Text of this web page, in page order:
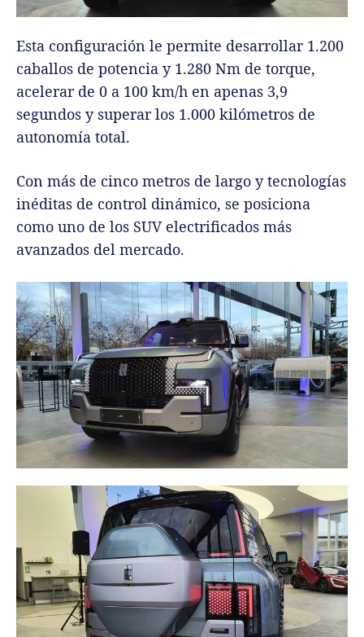
Esta configuración le permite desarrollar 1.200
caballos de potencia y 1.280 Nm de torque,
acelerar de 0 a 100 km/h en apenas 3,9
segundos y superar los 1.000 kilómetros de
autonomía total.
Con más de cinco metros de largo y tecnologías
inéditas de control dinámico, se posiciona
como uno de los SUV electrificados más
avanzados del mercado.